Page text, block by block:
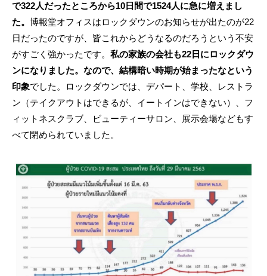
で322人だったところから10日間で1524人に急に増えまし
た。 博報堂オフィスはロックダウンのお知らせが出たのが22
日だったのですが、皆これからどうなるのだろうという不安
がすごく強かったです。 私の家族の会社も22日にロックダウ
ンになりました。なので、結構暗い時期が始まったなという
印象でした。ロックダウンでは、デパート、学校、レストラ
ン（テイクアウトはできるが、イートインはできない）、フ
ィットネスクラブ、ビューティーサロン、展示会場などもす
べて閉められていました。